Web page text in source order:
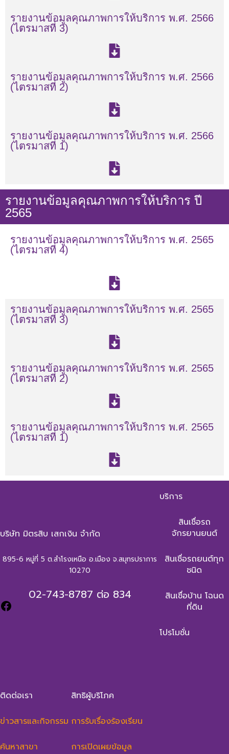
รายงานข้อมูลคุณภาพการให้บริการ พ.ศ. 2566
(ไตรมาสที่ 3)
รายงานข้อมูลคุณภาพการให้บริการ พ.ศ. 2566
(ไตรมาสที่ 2)
รายงานข้อมูลคุณภาพการให้บริการ พ.ศ. 2566
(ไตรมาสที่ 1)
รายงานข้อมูลคุณภาพการให้บริการ ปี
2565
รายงานข้อมูลคุณภาพการให้บริการ พ.ศ. 2565
(ไตรมาสที่ 4)
รายงานข้อมูลคุณภาพการให้บริการ พ.ศ. 2565
(ไตรมาสที่ 3)
รายงานข้อมูลคุณภาพการให้บริการ พ.ศ. 2565
(ไตรมาสที่ 2)
รายงานข้อมูลคุณภาพการให้บริการ พ.ศ. 2565
(ไตรมาสที่ 1)
บริษัท มิตรสิบ เสกเงิน จำกัด
895-6 หมู่ที่ 5 ต.สำโรงเหนือ อ.เมือง จ.สมุทรปราการ
10270
02-743-8787 ต่อ 834
บริการ
สินเชื่อรถ
จักรยานยนต์
สินเชื่อรถยนต์ทุก
ชนิด
สินเชื่อบ้าน โฉนด
ที่ดิน
โปรโมชั่น
ติดต่อเรา
ข่าวสารและกิจกรรม
ค้นหาสาขา
สิทธิผู้บริโภค
การรับเรื่องร้องเรียน
การเปิดเผยข้อมูล